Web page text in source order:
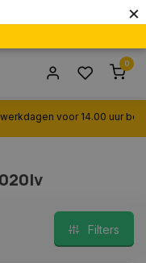
×
0
voor 14.00 uur
Filters